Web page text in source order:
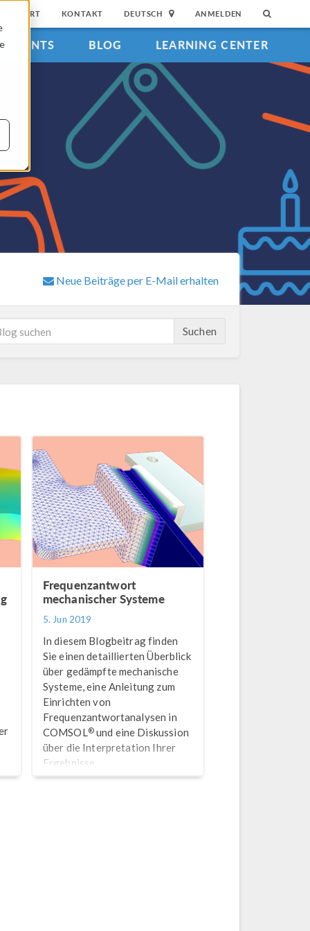
SUPPORT KONTAKT DEUTSCH ANMELDEN
EVENTS BLOG LEARNING CENTER
Neue Beiträge per E-Mail erhalten
Suchen
Frequenzantwort
mechanischer Systeme
5. Jun 2019
In diesem Blogbeitrag finden
Sie einen detaillierten Überblick
über gedämpfte mechanische
Systeme, eine Anleitung zum
Einrichten von
Frequenzantwortanalysen in
COMSOL®und eine Diskussion
über die Interpretation Ihrer
Ergebnisse.